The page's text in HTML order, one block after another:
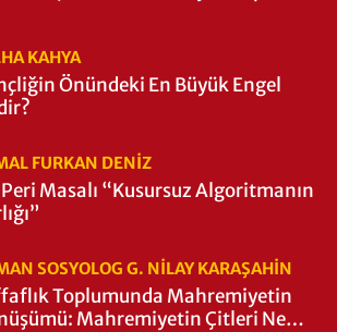
KAHYA
Önündeki En Büyük Engel
FURKAN DENİZ
Masalı “Kusursuz Algoritmanın
SOSYOLOG G. NILAY KARAŞAHİN
Toplumunda Mahremiyetin
Mahremiyetin Çitleri Ne